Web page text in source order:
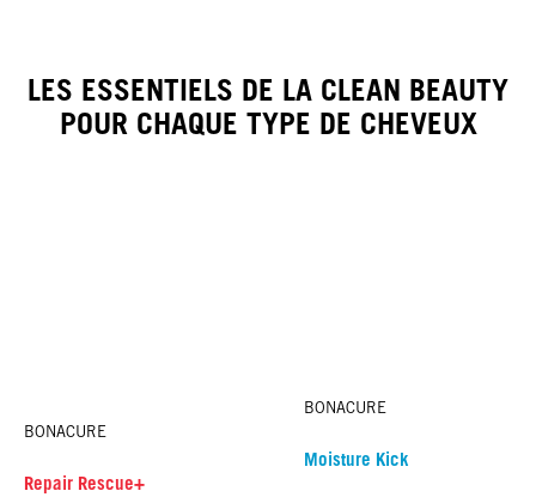
LES ESSENTIELS DE LA CLEAN BEAUTY
POUR CHAQUE TYPE DE CHEVEUX
BONACURE
Repair Rescue+
BONACURE
Moisture Kick